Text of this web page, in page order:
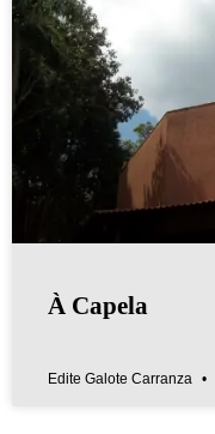
À Capela
Edite Galote Carranza